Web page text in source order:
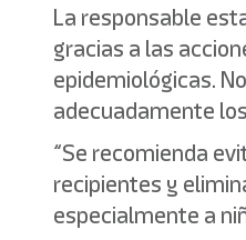
La responsable
gracias a las
epidemiológicas.
adecuadamente
“Se recomienda
recipientes y
especialmente a